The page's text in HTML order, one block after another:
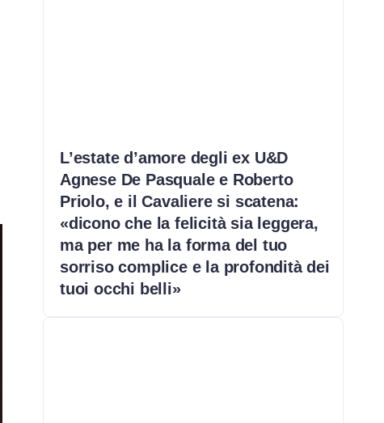
L’estate d’amore degli ex U&D
Agnese De Pasquale e Roberto
Priolo, e il Cavaliere si scatena:
«dicono che la felicità sia leggera,
ma per me ha la forma del tuo
sorriso complice e la profondità dei
tuoi occhi belli»